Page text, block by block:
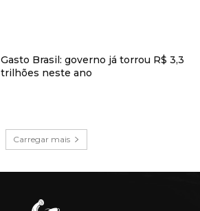
Gasto Brasil: governo já torrou R$ 3,3
trilhões neste ano
Carregar mais